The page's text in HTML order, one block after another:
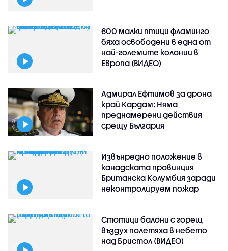
600 малки птици фламинго
бяха освободени в една от
най-големите колонии в
Европа (ВИДЕО)
Адмирал Ефтимов за дрона
край Кардам: Няма
преднамерени действия
срещу България
Извънредно положение в
канадската провинция
Британска Колумбия заради
неконтролируем пожар
Стотици балони с горещ
въздух полетяха в небето
над Бристол (ВИДЕО)